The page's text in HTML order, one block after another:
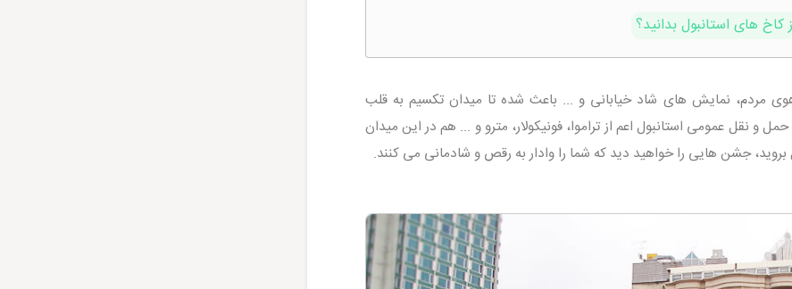
کاخ های استانبول بدانید؟
مردم، نمایش های شاد خیابانی و ... باعث شده تا میدان تکسیم به قلب
و نقل عمومی استانبول اعم از تراموا، فونیکولار، مترو و ... هم در این میدان
بروید، جشن هایی را خواهید دید که شما را وادار به رقص و شادمانی می کنند.